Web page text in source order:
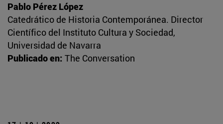
Pablo Pérez López
Catedrático de Historia Contemporánea. Director
Científico del Instituto Cultura y Sociedad,
Universidad de Navarra
Publicado en: The Conversation